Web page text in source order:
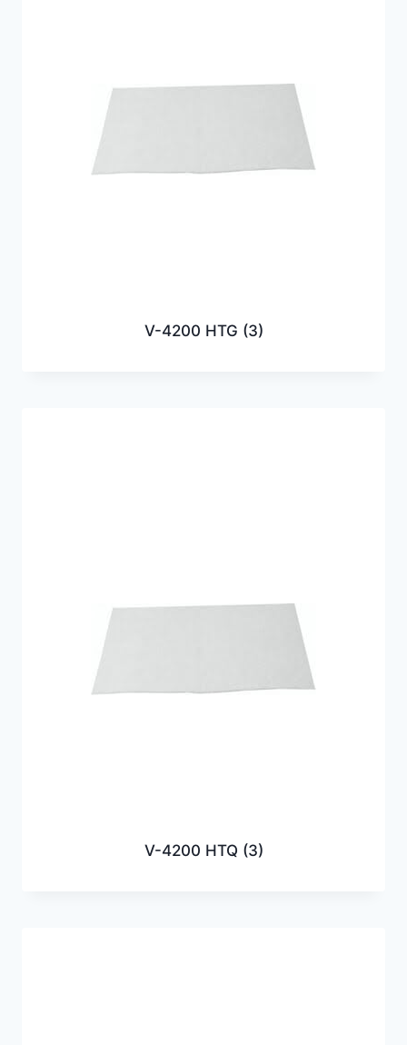
V-4200 HTG (3)
V-4200 HTQ (3)